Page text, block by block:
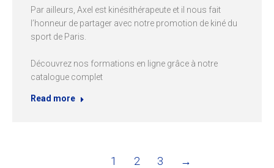
Par ailleurs, Axel est kinésithérapeute et il nous fait
l’honneur de partager avec notre promotion de kiné du
sport de Paris.
Découvrez nos formations en ligne grâce à notre
catalogue complet
Read more
1 2 3 →